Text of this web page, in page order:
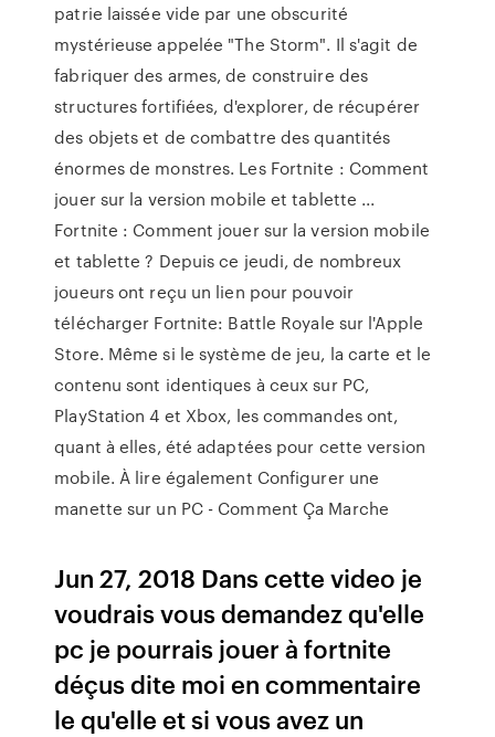
patrie laissée vide par une obscurité
mystérieuse appelée "The Storm". Il s'agit de
fabriquer des armes, de construire des
structures fortifiées, d'explorer, de récupérer
des objets et de combattre des quantités
énormes de monstres. Les Fortnite : Comment
jouer sur la version mobile et tablette ...
Fortnite : Comment jouer sur la version mobile
et tablette ? Depuis ce jeudi, de nombreux
joueurs ont reçu un lien pour pouvoir
télécharger Fortnite: Battle Royale sur l'Apple
Store. Même si le système de jeu, la carte et le
contenu sont identiques à ceux sur PC,
PlayStation 4 et Xbox, les commandes ont,
quant à elles, été adaptées pour cette version
mobile. À lire également Configurer une
manette sur un PC - Comment Ça Marche
Jun 27, 2018 Dans cette video je
voudrais vous demandez qu'elle
pc je pourrais jouer à fortnite
déçus dite moi en commentaire
le qu'elle et si vous avez un